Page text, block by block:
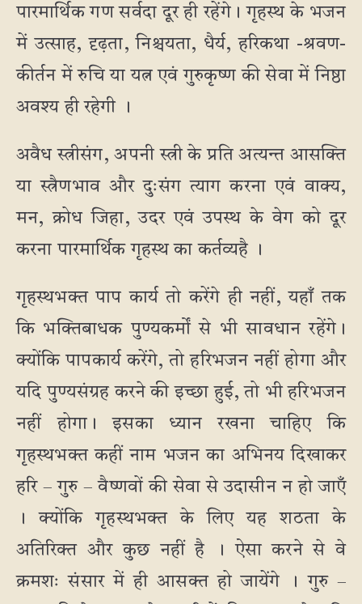
पारमार्थिक गण सर्वदा दूर ही रहेंगे। गृहस्थ के भजन
में उत्साह, दृढ़ता, निश्चयता, धैर्य, हरिकथा -श्रवण-
कीर्तन में रुचि या यत्न एवं गुरुकृष्ण की सेवा में निष्ठा
अवश्य ही रहेगी ।
अवैध स्त्रीसंग, अपनी स्त्री के प्रति अत्यन्त आसक्ति
या स्त्रैणभाव और दुःसंग त्याग करना एवं वाक्य,
मन, क्रोध जिहा, उदर एवं उपस्थ के वेग को दूर
करना पारमार्थिक गृहस्थ का कर्तव्यहै ।
गृहस्थभक्त पाप कार्य तो करेंगे ही नहीं, यहाँ तक
कि भक्तिबाधक पुण्यकर्मों से भी सावधान रहेंगे।
क्योंकि पापकार्य करेंगे, तो हरिभजन नहीं होगा और
यदि पुण्यसंग्रह करने की इच्छा हुई, तो भी हरिभजन
नहीं होगा। इसका ध्यान रखना चाहिए कि
गृहस्थभक्त कहीं नाम भजन का अभिनय दिखाकर
हरि – गुरु – वैष्णवों की सेवा से उदासीन न हो जाएँ
। क्योंकि गृहस्थभक्त के लिए यह शठता के
अतिरिक्त और कुछ नहीं है । ऐसा करने से वे
क्रमशः संसार में ही आसक्त हो जायेंगे । गुरु –